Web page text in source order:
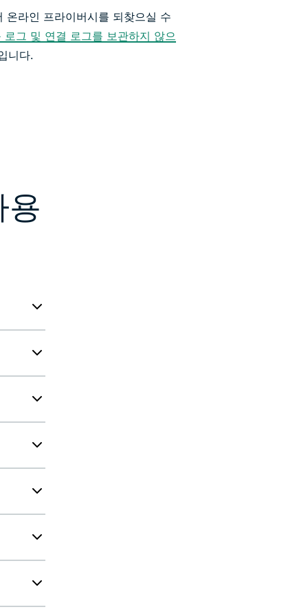
라인 프라이버시를 되찾으실 수
로그 및 연결 로그를 보관하지 않으
니다.